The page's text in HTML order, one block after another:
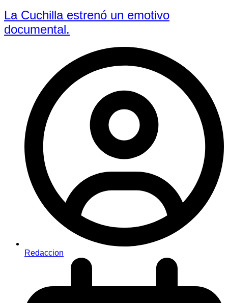
La Cuchilla estrenó un emotivo
documental.
Redaccion